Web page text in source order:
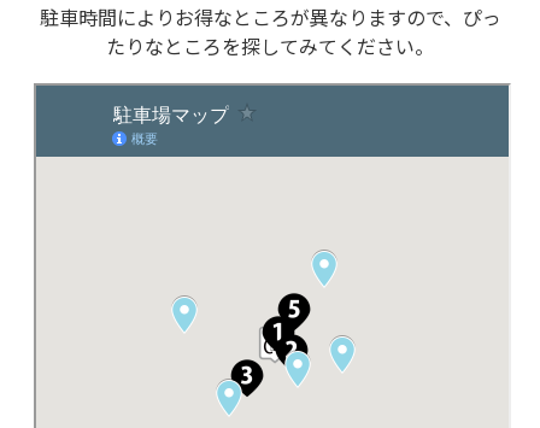
駐車時間によりお得なところが異なりますので、ぴっ
たりなところを探してみてください。